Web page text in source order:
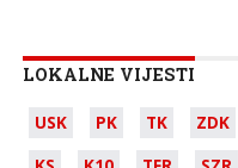
LOKALNE VIJESTI
USK PK TK ZDK